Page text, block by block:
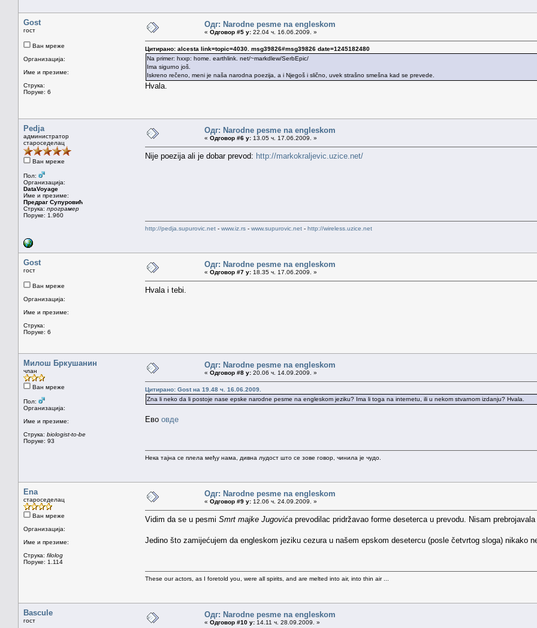
Gost
гост
Ван мреже
Организација:
Име и презиме:
Струка:
Поруке: 6
Одг: Narodne pesme na engleskom
« Одговор #5 у: 22.04 ч. 16.06.2009. »
Цитирано: alcesta link=topic=4030. msg39826#msg39826 date=1245182480
Na primer: hxxp: home. earthlink. net/~markdlew/SerbEpic/
Ima sigurno još.
Iskreno rečeno, meni je naša narodna poezija, a i Njegoš i slično, uvek strašno smešna kad se prevede.
Hvala.
Pedja
администратор
староседелац
Ван мреже
Пол:
Организација:
DataVoyage
Име и презиме:
Предраг Супуровић
Струка: програмер
Поруке: 1.960
Одг: Narodne pesme na engleskom
« Одговор #6 у: 13.05 ч. 17.06.2009. »
Nije poezija ali je dobar prevod: http://markokraljevic.uzice.net/
http://pedja.supurovic.net - www.iz.rs - www.supurovic.net - http://wireless.uzice.net
Gost
гост
Ван мреже
Организација:
Име и презиме:
Струка:
Поруке: 6
Одг: Narodne pesme na engleskom
« Одговор #7 у: 18.35 ч. 17.06.2009. »
Hvala i tebi.
Милош Бркушанин
члан
Ван мреже
Пол:
Организација:
Име и презиме:
Струка: biologist-to-be
Поруке: 93
Одг: Narodne pesme na engleskom
« Одговор #8 у: 20.06 ч. 14.09.2009. »
Цитирано: Gost на 19.48 ч. 16.06.2009.
Zna li neko da li postoje nase epske narodne pesme na engleskom jeziku? Ima li toga na internetu, ili u nekom stvarnom izdanju? Hvala.
Ево овде
Нека тајна се плела међу нама, дивна лудост што се зове говор, чинила је чудо.
Ena
староседелац
Ван мреже
Организација:
Име и презиме:
Струка: filolog
Поруке: 1.114
Одг: Narodne pesme na engleskom
« Одговор #9 у: 12.06 ч. 24.09.2009. »
Vidim da se u pesmi Smrt majke Jugovića prevodilac pridržavao forme deseterca u prevodu. Nisam
Jedino što zamijećujem da engleskom jeziku cezura u našem epskom desetercu (posle četvrtog sloga) nikako
These our actors, as I foretold you, were all spirits, and are melted into air, into thin air ...
Bascule
гост
Одг: Narodne pesme na engleskom
« Одговор #10 у: 14.11 ч. 28.09.2009. »